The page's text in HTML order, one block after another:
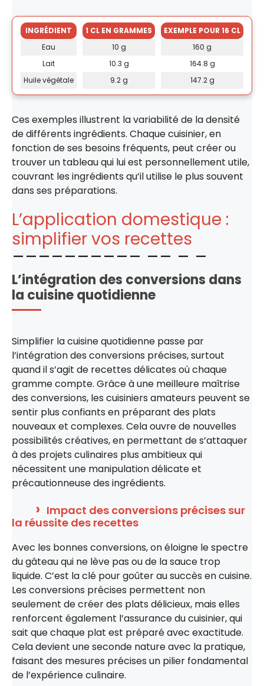
INGRÉDIENT 1 CL EN GRAMMES
EXEMPLE POUR 16 CL
Eau
10 g
160 g
Lait
10.3 g
164.8 g
Huile végétale
9.2 g 147.2 g
Ces exemples illustrent la variabilité de la densité
de différents ingrédients. Chaque cuisinier, en
fonction de ses besoins fréquents, peut créer ou
trouver un tableau qui lui est personnellement utile,
couvrant les ingrédients qu’il utilise le plus souvent
dans ses préparations.
L’application domestique :
simplifier vos recettes
L’intégration des conversions dans
la cuisine quotidienne
Simplifier la cuisine quotidienne passe par
l’intégration des conversions précises, surtout
quand il s’agit de recettes délicates où chaque
gramme compte. Grâce à une meilleure maîtrise
des conversions, les cuisiniers amateurs peuvent se
sentir plus confiants en préparant des plats
nouveaux et complexes. Cela ouvre de nouvelles
possibilités créatives, en permettant de s’attaquer
à des projets culinaires plus ambitieux qui
nécessitent une manipulation délicate et
précautionneuse des ingrédients.
Impact des conversions précises sur
la réussite des recettes
Avec les bonnes conversions, on éloigne le spectre
du gâteau qui ne lève pas ou de la sauce trop
liquide. C’est la clé pour goûter au succès en cuisine.
Les conversions précises permettent non
seulement de créer des plats délicieux, mais elles
renforcent également l’assurance du cuisinier, qui
sait que chaque plat est préparé avec exactitude.
Cela devient une seconde nature avec la pratique,
faisant des mesures précises un pilier fondamental
de l’expérience culinaire.